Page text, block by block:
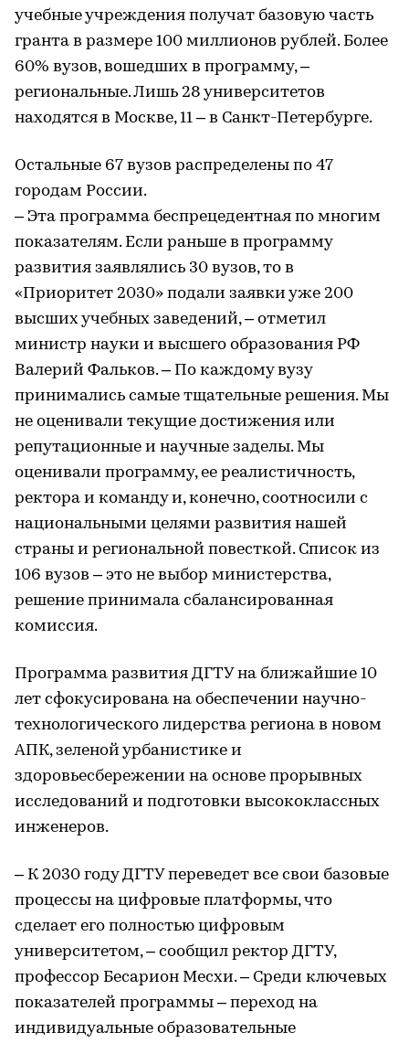
учебные учреждения получат базовую часть
гранта в размере 100 миллионов рублей. Более
60% вузов, вошедших в программу, –
региональные. Лишь 28 университетов
находятся в Москве, 11 – в Санкт-Петербурге.
Остальные 67 вузов распределены по 47
городам России.
– Эта программа беспрецедентная по многим
показателям. Если раньше в программу
развития заявлялись 30 вузов, то в
«Приоритет 2030» подали заявки уже 200
высших учебных заведений, – отметил
министр науки и высшего образования РФ
Валерий Фальков. – По каждому вузу
принимались самые тщательные решения. Мы
не оценивали текущие достижения или
репутационные и научные заделы. Мы
оценивали программу, ее реалистичность,
ректора и команду и, конечно, соотносили с
национальными целями развития нашей
страны и региональной повесткой. Список из
106 вузов – это не выбор министерства,
решение принимала сбалансированная
комиссия.
Программа развития ДГТУ на ближайшие 10
лет сфокусирована на обеспечении научно-
технологического лидерства региона в новом
АПК, зеленой урбанистике и
здоровьесбережении на основе прорывных
исследований и подготовки высококлассных
инженеров.
– К 2030 году ДГТУ переведет все свои базовые
процессы на цифровые платформы, что
сделает его полностью цифровым
университетом, – сообщил ректор ДГТУ,
профессор Бесарион Месхи. – Среди ключевых
показателей программы – переход на
индивидуальные образовательные